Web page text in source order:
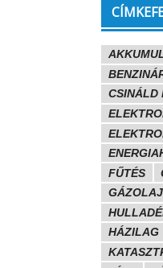
CSINÁLD
FŰTÉS
HÁZILAG